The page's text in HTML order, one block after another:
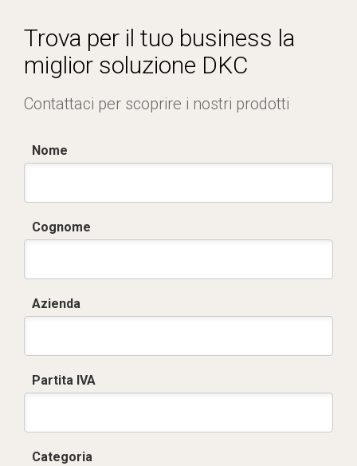
Trova per il tuo business la
miglior soluzione DKC
Contattaci per scoprire i nostri prodotti
Nome
Cognome
Azienda
Partita IVA
Categoria